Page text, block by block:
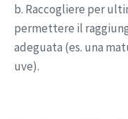
b. Raccogliere per
permettere il
adeguata (es. una
uve).